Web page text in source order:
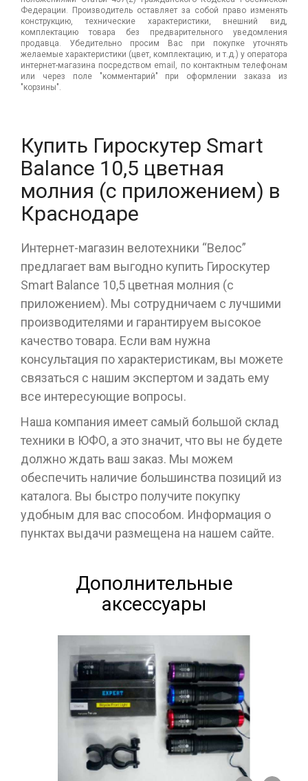
Федерации. Производитель оставляет за собой право изменять
конструкцию, технические характеристики, внешний вид,
комплектацию товара без предварительного уведомления
продавца. Убедительно просим Вас при покупке уточнять
желаемые характеристики (цвет, комплектацию, и т.д.) у оператора
интернет-магазина посредством email, по контактным телефонам
или через поле "комментарий" при оформлении заказа из
"корзины".
Купить Гироскутер Smart
Balance 10,5 цветная
молния (с приложением) в
Краснодаре
Интернет-магазин велотехники “Велос”
предлагает вам выгодно купить Гироскутер
Smart Balance 10,5 цветная молния (с
приложением). Мы сотрудничаем с лучшими
производителями и гарантируем высокое
качество товара. Если вам нужна
консультация по характеристикам, вы можете
связаться с нашим экспертом и задать ему
все интересующие вопросы.
Наша компания имеет самый большой склад
техники в ЮФО, а это значит, что вы не будете
должно ждать ваш заказ. Мы можем
обеспечить наличие большинства позиций из
каталога. Вы быстро получите покупку
удобным для вас способом. Информация о
пунктах выдачи размещена на нашем сайте.
Дополнительные
аксессуары